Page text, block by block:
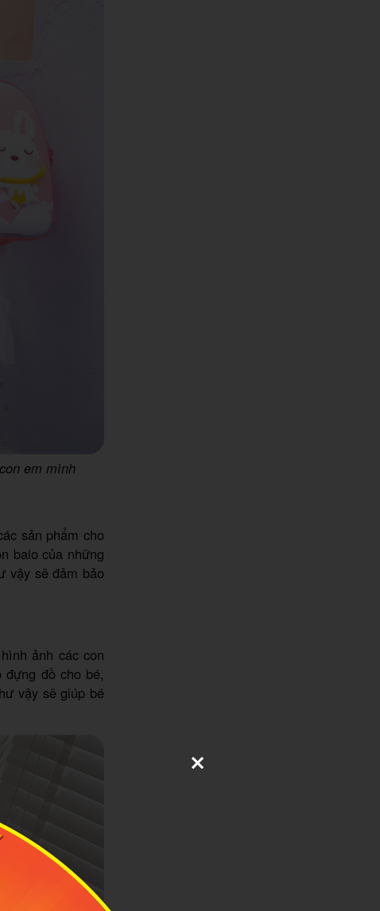
em mình
sản phẩm cho
balo của những
vậy sẽ đảm bảo
ảnh các con
đồ cho bé,
vậy sẽ giúp bé